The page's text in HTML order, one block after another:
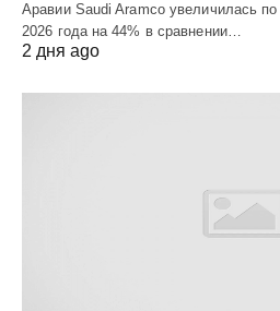
Аравии Saudi Aramco увеличилась по
2026 года на 44% в сравнении…
2 дня ago